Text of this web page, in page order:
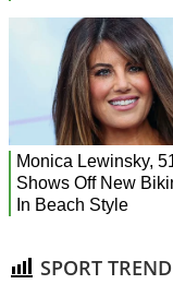
SPORT TREND